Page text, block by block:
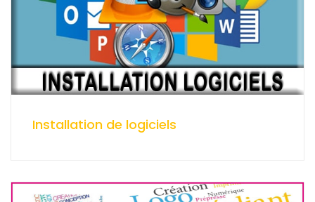
Installation de logiciels